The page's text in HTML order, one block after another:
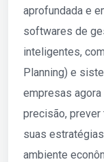
aprofundada e
softwares de
inteligentes,
Planning) e
empresas
precisão, prever
suas
ambiente